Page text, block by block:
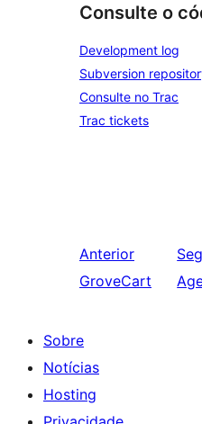
Consulte o
Development log
Subversion
Consulte no Trac
Trac tickets
Anterior
GroveCart
Sobre
Notícias
Hosting